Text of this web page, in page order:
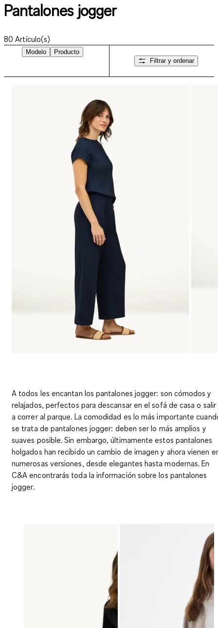
Pantalones jogger
80 Artículo(s)
Modelo
Producto
Filtrar y ordenar
A todos les encantan los pantalones jogger: son cómodos y
relajados, perfectos para descansar en el sofá de casa o salir
a correr al parque. La comodidad es lo más importante
se trata de pantalones jogger: deben ser lo más amplios y
suaves posible. Sin embargo, últimamente estos pantalones
holgados han recibido un cambio de imagen y ahora vienen
numerosas versiones, desde elegantes hasta modernas. En
C&A encontrarás toda la información sobre los pantalones
jogger.